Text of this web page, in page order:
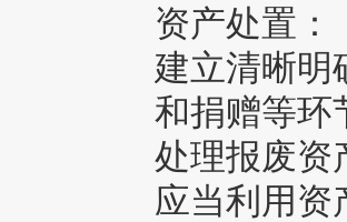
资产处置：
建立清晰明
和捐赠等环
处理报废资
应当利用资